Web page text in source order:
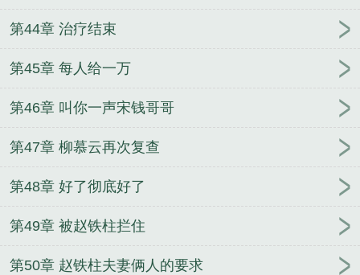
第44章 治疗结束
第45章 每人给一万
第46章 叫你一声宋钱哥哥
第47章 柳慕云再次复查
第48章 好了彻底好了
第49章 被赵铁柱拦住
第50章 赵铁柱夫妻俩人的要求